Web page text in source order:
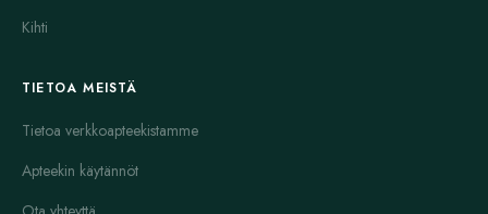
Kihti
TIETOA MEISTÄ
Tietoa verkkoapteekistamme
Apteekin käytännöt